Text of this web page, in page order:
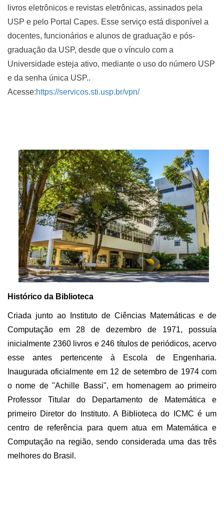
livros eletrônicos e revistas eletrônicas, assinados pela
USP e pelo Portal Capes. Esse serviço está disponível a
docentes, funcionários e alunos de graduação e pós-
graduação da USP, desde que o vínculo com a
Universidade esteja ativo, mediante o uso do número USP
e da senha única USP..
Acesse:https://servicos.sti.usp.br/vpn/
Histórico da Biblioteca
Criada junto ao Instituto de Ciências Matemáticas e de
Computação em 28 de dezembro de 1971, possuía
inicialmente 2360 livros e 246 títulos de periódicos, acervo
esse antes pertencente à Escola de Engenharia.
Inaugurada oficialmente em 12 de setembro de 1974 com
o nome de "Achille Bassi", em homenagem ao primeiro
Professor Titular do Departamento de Matemática e
primeiro Diretor do Instituto. A Biblioteca do ICMC é um
centro de referência para quem atua em Matemática e
Computação na região, sendo considerada uma das três
melhores do Brasil.